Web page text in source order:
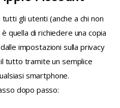
gli utenti (anche a chi non
quella di richiedere una copia
impostazioni sulla privacy
tutto tramite un semplice
smartphone.
dopo passo: